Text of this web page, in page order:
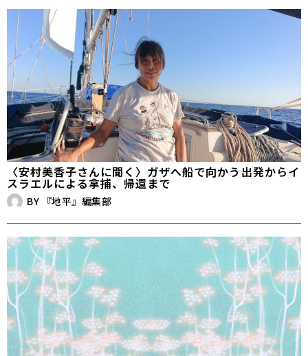
〈安村美香子さんに聞く〉ガザへ船で向かう――出発からイ
スラエルによる拿捕、帰還まで
BY 『地平』編集部